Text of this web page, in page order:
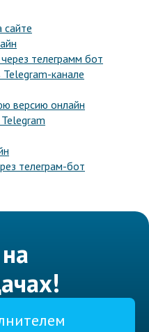
сайте
телеграмм бот
канале
версию онлайн
телеграм-бот